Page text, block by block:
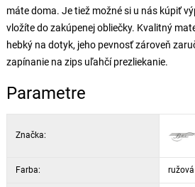
máte doma. Je tiež možné si u nás kúpiť
vložíte do zakúpenej obliečky. Kvalitný
hebký na dotyk, jeho pevnosť zároveň
zapínanie na zips uľahčí prezliekanie.
Parametre
Značka:
Farba: ružová